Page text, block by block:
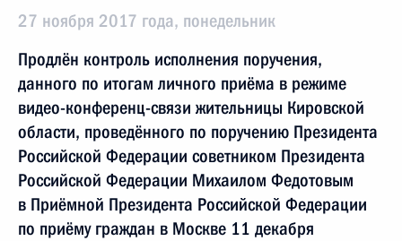
27 ноября 2017 года, понедельник
Продлён контроль исполнения поручения,
данного по итогам личного приёма в режиме
видео-конференц-связи жительницы Кировской
области, проведённого по поручению Президента
Российской Федерации советником Президента
Российской Федерации Михаилом Федотовым
в Приёмной Президента Российской Федерации
по приёму граждан в Москве 11 декабря